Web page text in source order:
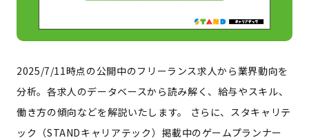
2025/7/11時点の公開中のフリーランス求人から業界動向を
分析。各求人のデータベースから読み解く、給与やスキル、
働き方の傾向などを解説いたします。 さらに、スタキャリテ
ック（STANDキャリアテック）掲載中のゲームプランナー